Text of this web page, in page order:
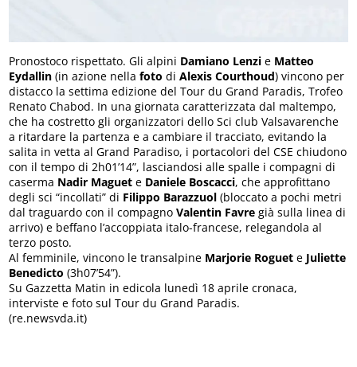
Pronostoco rispettato. Gli alpini Damiano Lenzi e Matteo
Eydallin (in azione nellafoto diAlexis Courthoud) vincono per
distacco la settima edizione del Tour du Grand Paradis, Trofeo
Renato Chabod. In una giornata caratterizzata dal maltempo,
che ha costretto gli organizzatori dello Sci club Valsavarenche
a ritardare la partenza e a cambiare il tracciato, evitando la
salita in vetta al Grand Paradiso, i portacolori del CSE chiudono
con il tempo di 2h01’14”, lasciandosi alle spalle i compagni di
caserma Nadir Maguet e Daniele Boscacci, che approfittano
degli sci “incollati” di Filippo Barazzuol (bloccato a pochi metri
dal traguardo con il compagnoValentin Favre già sulla linea di
arrivo) e beffano l’accoppiata italo-francese, relegandola al
terzo posto.
Al femminile, vincono le transalpine Marjorie Roguet e Juliette
Benedicto (3h07’54”).
Su Gazzetta Matin in edicola lunedì 18 aprile cronaca,
interviste e foto sul Tour du Grand Paradis.
(re.newsvda.it)